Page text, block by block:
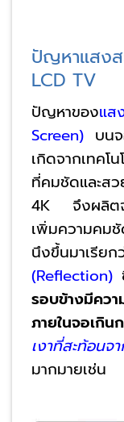
ปัญหาแสงส
LCD TV
ปัญหาของแส
Screen) บน
เกิดจากเทคโ
ที่คมชัดและส
4K จึงผลิตจ
เพิ่มความคม
นึงขึ้นมาเรีย
(Reflection)
รอบข้างมีคว
ภายในจอเกิน
เงาที่สะท้อนจ
มากมายเช่น